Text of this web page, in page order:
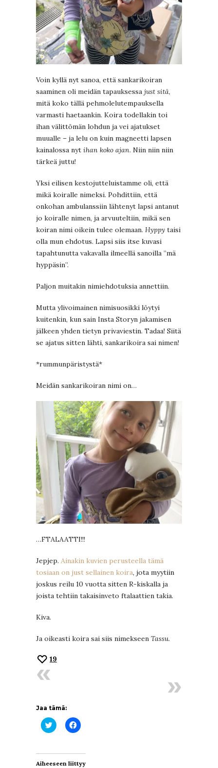
Voin kyllä nyt sanoa, että sankarikoiran
saaminen oli meidän tapauksessa just sitä,
mitä koko tällä pehmolelutempauksella
varmasti haetaankin. Koira todellakin toi
ihan välittömän lohdun ja vei ajatukset
muualle – ja lelu on kuin magneetti lapsen
kainalossa nyt ihan koko ajan. Niin niin niin
tärkeä juttu!
Yksi eilisen kestojutteluistamme oli, että
mikä koiralle nimeksi. Pohdittiin, että
onkohan ambulanssiin lähtenyt lapsi antanut
jo koiralle nimen, ja arvuuteltiin, mikä sen
koiran nimi oikein tulee olemaan. Hyppy taisi
olla mun ehdotus. Lapsi siis itse kuvasi
tapahtunutta vakavalla ilmeellä sanoilla ”mä
hyppäsin”.
Paljon muitakin nimiehdotuksia annettiin.
Mutta ylivoimainen nimisuosikki löytyi
kuitenkin, kun sain Insta Storyn jakamisen
jälkeen yhden tietyn privaviestin. Tadaa! Siitä
se ajatus sitten lähti, sankarikoira sai nimen!
*rummunpäristystä*
Meidän sankarikoiran nimi on…
…FTALAATTI!!!
Jepjep. Ainakin kuvien perusteella tämä
tosiaan on just sellainen koira, jota myytiin
joskus reilu 10 vuotta sitten R-kiskalla ja
joista tehtiin takaisinveto ftalaattien takia.
Kiva.
Ja oikeasti koira sai siis nimekseen Tassu.
19
Jaa tämä:
Jaa
Twitterissä(Avautuu
Jaa
Facebookissa(Avautuu
Aiheeseen liittyy